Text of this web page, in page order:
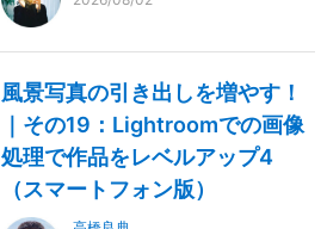
風景写真の引き出しを増やす！
｜その19：Lightroomでの画像
処理で作品をレベルアップ4
（スマートフォン版）